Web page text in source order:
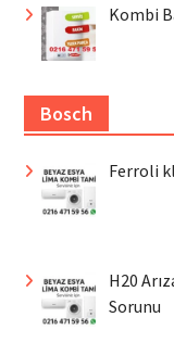
Kombi
Bosch
Ferroli
H20
Sorunu